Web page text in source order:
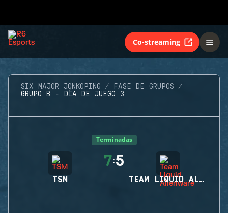
Co-streaming
SIX MAJOR JONKOPING
FASE DE GRUPOS
GRUPO B - DÍA DE JUEGO 3
Terminadas
TSM
7:5
TEAM LIQUID ALIENWARE